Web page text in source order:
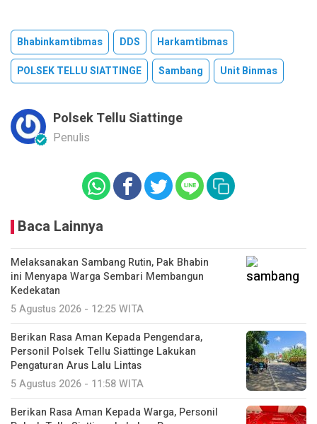
Bhabinkamtibmas DDS
Harkamtibmas
POLSEK TELLU SIATTINGE
Sambang Unit Binmas
Polsek Tellu Siattinge
Penulis
Baca Lainnya
Melaksanakan Sambang Rutin, Pak Bhabin
ini Menyapa Warga Sembari Membangun
Kedekatan
5 Agustus 2026 - 12:25 WITA
Berikan Rasa Aman Kepada Pengendara,
Personil Polsek Tellu Siattinge Lakukan
Pengaturan Arus Lalu Lintas
5 Agustus 2026 - 11:58 WITA
Berikan Rasa Aman Kepada Warga, Personil